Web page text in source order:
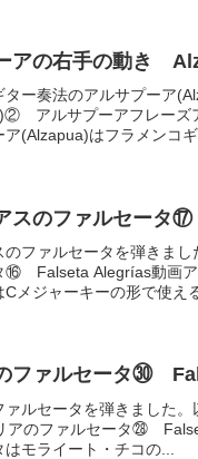
アの右手の動き
ター奏法のアルサプーア
アルサプーアフレーズ
ア(Alzapua)はフラメンコ
スのファルセー
のファルセータを弾きま
⑯ Falseta Alegrías動画ア
Cメジャーキーの形で使え
ファルセータ㉚
ァルセータを弾きました
アのファルセータ㉘
モライート・チコの...